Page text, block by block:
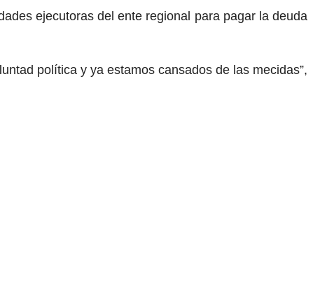
ejecutoras del ente regional para pagar la deuda
política y ya estamos cansados de las mecidas”,